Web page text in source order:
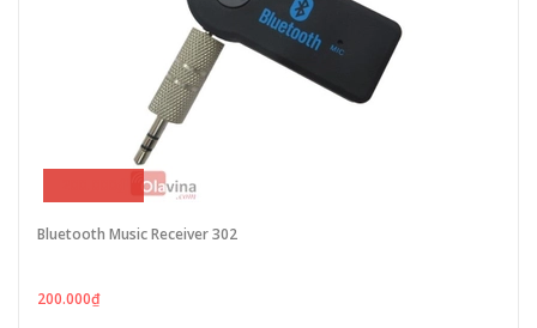
Bluetooth Music Receiver 302
200.000₫